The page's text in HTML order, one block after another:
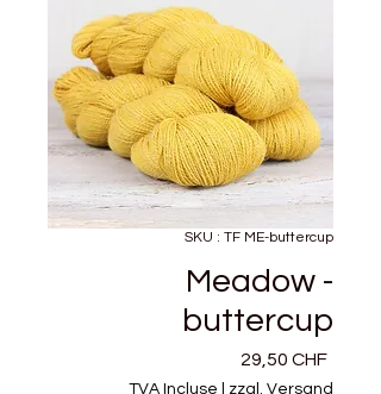
SKU : TF ME-buttercup
Meadow -
buttercup
29,50 CHFPrix
TVA Incluse zzgl. Versand